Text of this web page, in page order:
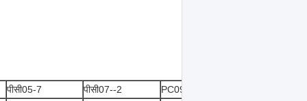
पीसी05-7 पीसी07--2
PC09-1